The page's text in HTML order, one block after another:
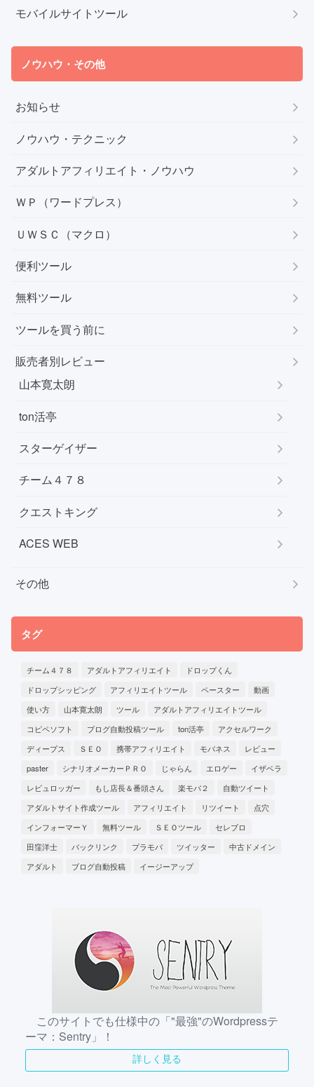
モバイルサイトツール
ノウハウ・その他
お知らせ
ノウハウ・テクニック
アダルトアフィリエイト・ノウハウ
ＷＰ（ワードプレス）
ＵＷＳＣ（マクロ）
便利ツール
無料ツール
ツールを買う前に
販売者別レビュー
山本寛太朗
ton活亭
スターゲイザー
チーム４７８
クエストキング
ACES WEB
その他
タグ
チーム４７８ アダルトアフィリエイト
ドロップくん
ドロップシッピング
アフィリエイトツール ペースター
動画
使い方
山本寛太朗 ツール
アダルトアフィリエイトツール
コピペソフト
ブログ自動投稿ツール ton活亭
アクセルワーク
ディープス
ＳＥＯ 携帯アフィリエイト モバネス
レビュー
paster
シナリオメーカーＰＲＯ じゃらん エロゲー
イザベラ
レビュロッガー
もし店長＆番頭さん 楽モバ２
自動ツイート
アダルトサイト作成ツール
アフィリエイト リツイート
点穴
インフォーマーＹ
無料ツール ＳＥＯツール
セレブロ
田窪洋士
バックリンク プラモバ ツイッター
中古ドメイン
アダルト
ブログ自動投稿 イージーアップ
このサイトでも仕様中の「"最強"のWordpressテ
ーマ：Sentry」！
詳しく見る